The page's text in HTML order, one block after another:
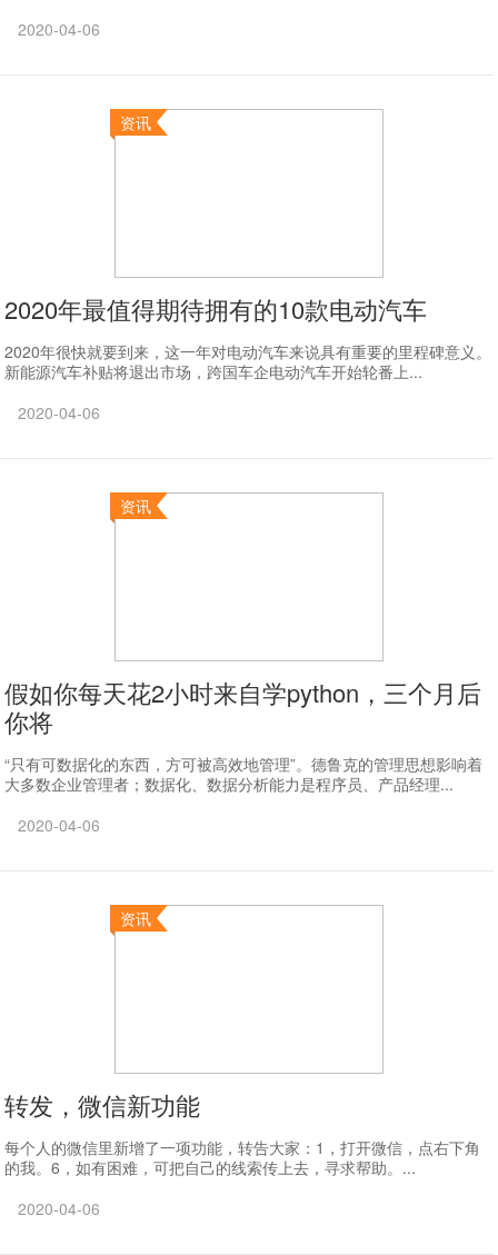
2020-04-06
资讯
2020年最值得期待拥有的10款电动汽车
​2020年很快就要到来，这一年对电动汽车来说具有重要的里程碑意义。
新能源汽车补贴将退出市场，跨国车企电动汽车开始轮番上...
2020-04-06
资讯
假如你每天花2小时来自学python，三个月后
你将
“只有可数据化的东西，方可被高效地管理”。德鲁克的管理思想影响着
大多数企业管理者；数据化、数据分析能力是程序员、产品经理...
2020-04-06
资讯
转发，微信新功能
每个人的微信里新增了一项功能，转告大家：1，打开微信，点右下角
的我。6，如有困难，可把自己的线索传上去，寻求帮助。...
2020-04-06